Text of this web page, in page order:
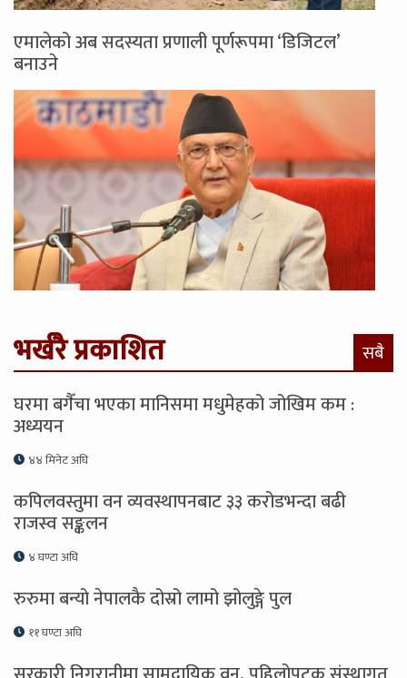
एमालेको अब सदस्यता प्रणाली पूर्णरूपमा ‘डिजिटल’
बनाउने
भर्खरै प्रकाशित सबै
घरमा बगैँचा भएका मानिसमा मधुमेहको जोखिम कम :
अध्ययन
४४ मिनेट अघि
कपिलवस्तुमा वन व्यवस्थापनबाट ३३ करोडभन्दा बढी
राजस्व सङ्कलन
४ घण्टा अघि
रुरुमा बन्यो नेपालकै दोस्रो लामो झोलुङ्गे पुल
११ घण्टा अघि